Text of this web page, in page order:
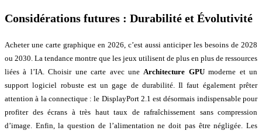
Considérations futures : Durabilité et Évolutivité
Acheter une carte graphique en 2026, c’est aussi anticiper les besoins de 2028
ou 2030. La tendance montre que les jeux utilisent de plus en plus de ressources
liées à l’IA. Choisir une carte avec uneArchitecture GPUmoderne et un
support logiciel robuste est un gage de durabilité. Il faut également prêter
attention à la connectique : le DisplayPort 2.1 est désormais indispensable pour
profiter des écrans à très haut taux de rafraîchissement sans compression
d’image. Enfin, la question de l’alimentation ne doit pas être négligée. Les